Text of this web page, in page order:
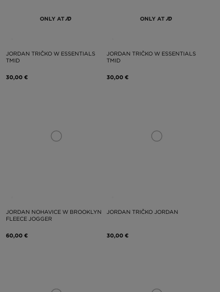
ONLY AT
JORDAN TRIČKO W ESSENTIALS
TMID
30,00 €
ONLY AT
JORDAN TRIČKO W ESSENTIALS
TMID
30,00 €
JORDAN NOHAVICE W BROOKLYN
FLEECE JOGGER
60,00 €
JORDAN TRIČKO JORDAN
30,00 €